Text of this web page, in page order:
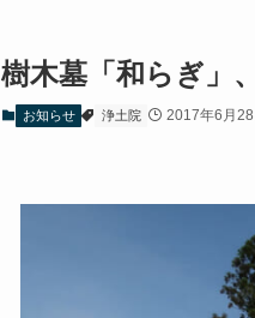
樹木墓「和らぎ」
お知らせ 浄土院 2017年6月28